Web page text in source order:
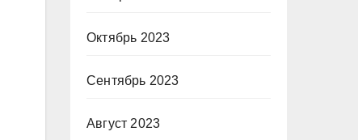
Октябрь 2023
Сентябрь 2023
Август 2023